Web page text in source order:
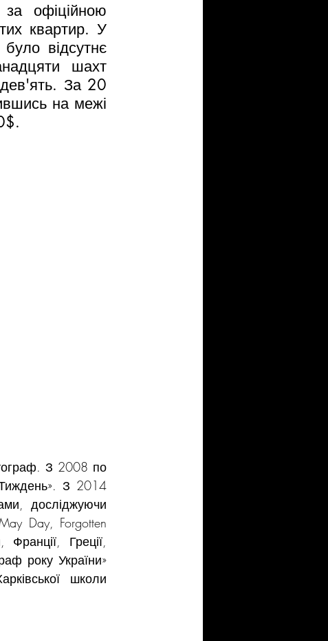
офіційною
квартир. У
відсутнє
шахт
За 20
на межі
З 2008 по
З 2014
досліджуючи
Day, Forgotten
Греції,
року України»
школи